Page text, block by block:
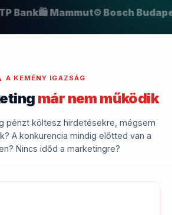
Bank🛍️ Mammut⚙️ Bosch
A KEMÉNY IGAZSÁG
már nem működik
pénzt költesz hirdetésekre, mégsem
A konkurencia mindig előtted van a
Nincs időd a marketingre?